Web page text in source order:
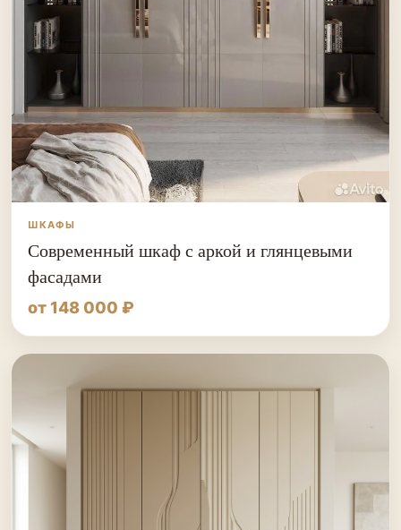
ШКАФЫ
Современный шкаф с аркой и глянцевыми
фасадами
от 148 000 ₽